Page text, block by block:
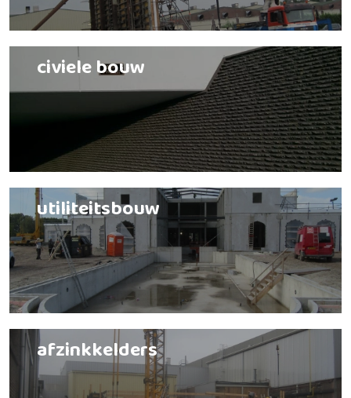
civiele bouw
utiliteitsbouw
afzinkkelders